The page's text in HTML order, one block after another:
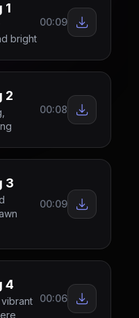
1
bright
00:09
2
00:08
3
00:09
4
00:06